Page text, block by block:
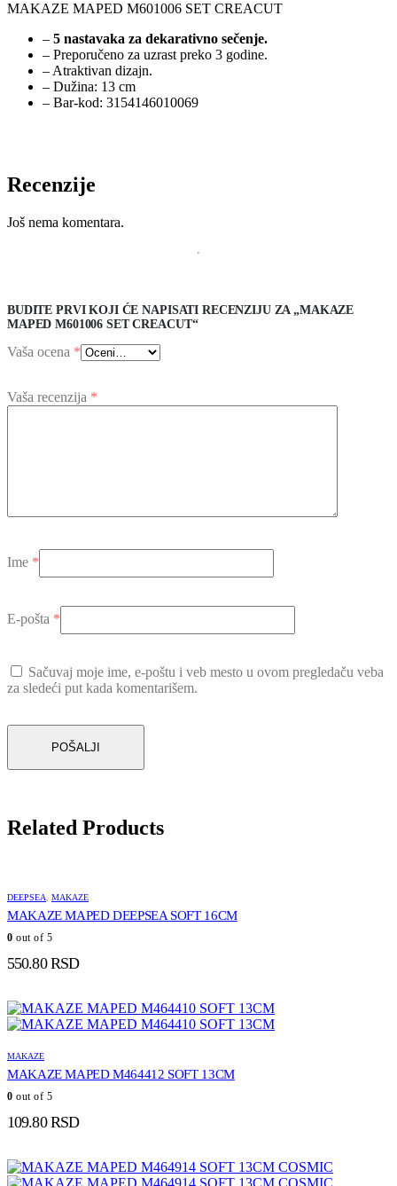
MAKAZE MAPED M601006 SET CREACUT
– 5 nastavaka za dekarativno sečenje.
– Preporučeno za uzrast preko 3 godine.
– Atraktivan dizajn.
– Dužina: 13 cm
– Bar-kod: 3154146010069
Recenzije
Još nema komentara.
BUDITE PRVI KOJI ĆE NAPISATI RECENZIJU ZA „MAKAZE
MAPED M601006 SET CREACUT“
Vaša ocena *
Vaša recenzija *
Ime *
E-pošta *
Sačuvaj moje ime, e-poštu i veb mesto u ovom pregledaču veba
za sledeći put kada komentarišem.
Related Products
DEEPSEA MAKAZE
MAKAZE MAPED DEEPSEA SOFT 16CM
0 out of 5
550.80RSD
MAKAZE
MAKAZE MAPED M464412 SOFT 13CM
0 out of 5
109.80RSD